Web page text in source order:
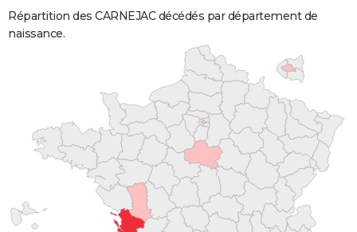
Répartition des CARNEJAC décédés par département de
naissance.